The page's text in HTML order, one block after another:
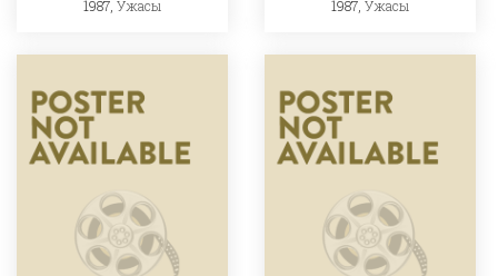
1987, Ужасы 1987,Ужасы